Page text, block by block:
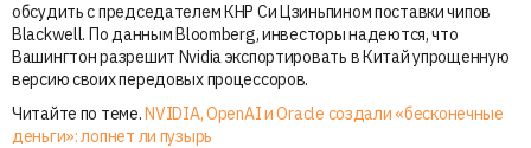
обсудить с председателем КНР Си Цзиньпином поставки чипов
Blackwell. По данным Bloomberg, инвесторы надеются, что
Вашингтон разрешит Nvidia экспортировать в Китай упрощенную
версию своих передовых процессоров.
Читайте по теме.NVIDIA, OpenAI и Oracle создали «бесконечные
деньги»: лопнет ли пузырь